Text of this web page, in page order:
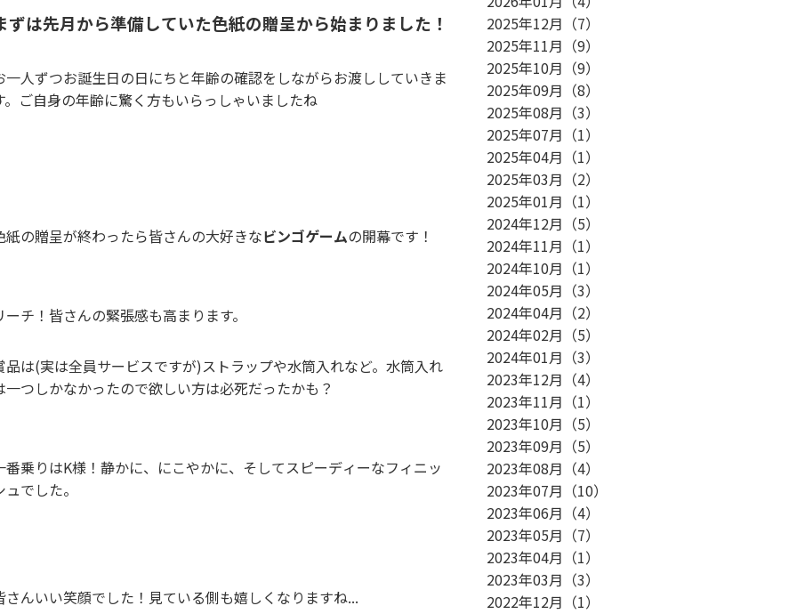
ずは先月から準備していた色紙の贈呈から始まりました！
一人ずつお誕生日の日にちと年齢の確認をしながらお渡ししていきま
。ご自身の年齢に驚く方もいらっしゃいましたね
紙の贈呈が終わったら皆さんの大好きなビンゴゲームの開幕です！
ーチ！皆さんの緊張感も高まります。
品は(実は全員サービスですが)ストラップや水筒入れなど。水筒入れ
一つしかなかったので欲しい方は必死だったかも？
番乗りはK様！静かに、にこやかに、そしてスピーディーなフィニッ
ュでした。
さんいい笑顔でした！見ている側も嬉しくなりますね...
2025年12月 （7）
2025年11月 （9）
2025年10月 （9）
2025年09月 （8）
2025年08月 （3）
2025年07月 （1）
2025年04月 （1）
2025年03月 （2）
2025年01月 （1）
2024年12月 （5）
2024年11月 （1）
2024年10月 （1）
2024年05月 （3）
2024年04月 （2）
2024年02月 （5）
2024年01月 （3）
2023年12月 （4）
2023年11月 （1）
2023年10月 （5）
2023年09月 （5）
2023年08月 （4）
2023年07月 （10）
2023年06月 （4）
2023年05月 （7）
2023年04月 （1）
2023年03月 （3）
2022年12月 （1）